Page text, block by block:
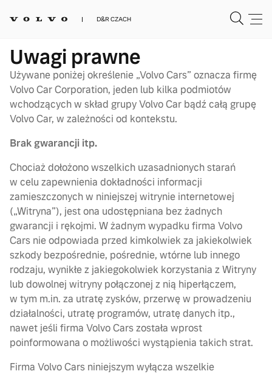
D&R CZACH
Uwagi prawne
Używane poniżej określenie „Volvo Cars” oznacza firmę
Volvo Car Corporation, jeden lub kilka podmiotów
wchodzących w skład grupy Volvo Car bądź całą grupę
Volvo Car, w zależności od kontekstu.
Brak gwarancji itp.
Chociaż dołożono wszelkich uzasadnionych starań
w celu zapewnienia dokładności informacji
zamieszczonych w niniejszej witrynie internetowej
(„Witryna”), jest ona udostępniana bez żadnych
gwarancji i rękojmi. W żadnym wypadku firma Volvo
Cars nie odpowiada przed kimkolwiek za jakiekolwiek
szkody bezpośrednie, pośrednie, wtórne lub innego
rodzaju, wynikłe z jakiegokolwiek korzystania z Witryny
lub dowolnej witryny połączonej z nią hiperłączem,
w tym m.in. za utratę zysków, przerwę w prowadzeniu
działalności, utratę programów, utratę danych itp.,
nawet jeśli firma Volvo Cars została wprost
poinformowana o możliwości wystąpienia takich strat.
Firma Volvo Cars niniejszym wyłącza wszelkie